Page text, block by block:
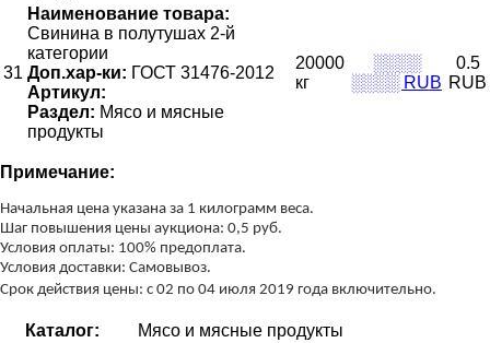
31
Наименование товара:
Свинина в полутушах 2-й
категории
Доп.хар-ки: ГОСТ 31476-2012
Артикул:
Раздел: Мясо и мясные
продукты
20000
кг
░░░░
░░░░ RUB
0.5
RUB
Примечание:
Начальная цена указана за 1 килограмм веса.
Шаг повышения цены аукциона: 0,5 руб.
Условия оплаты: 100% предоплата.
Условия доставки: Самовывоз.
Срок действия цены: с 02 по 04 июля 2019 года включительно.
Каталог:
Мясо и мясные продукты